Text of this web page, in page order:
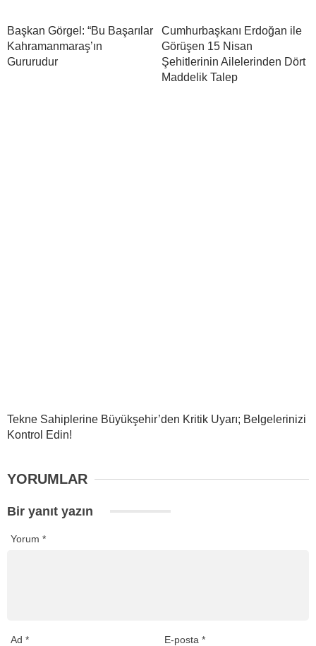
Başkan Görgel: “Bu Başarılar
Kahramanmaraş’ın
Gururudur
Cumhurbaşkanı Erdoğan ile
Görüşen 15 Nisan
Şehitlerinin Ailelerinden Dört
Maddelik Talep
Tekne Sahiplerine Büyükşehir’den Kritik Uyarı; Belgelerinizi
Kontrol Edin!
YORUMLAR
Bir yanıt yazın
Yorum *
Ad * E-posta*